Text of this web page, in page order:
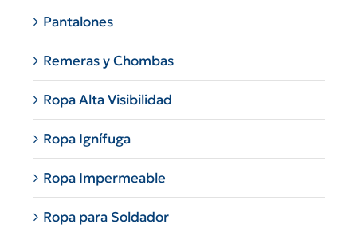
Pantalones
Remeras y Chombas
Ropa Alta Visibilidad
Ropa Ignífuga
Ropa Impermeable
Ropa para Soldador